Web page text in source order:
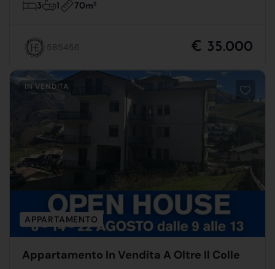
3 1 70m2
585456 € 35.000
IN VENDITA
APPARTAMENTO
Appartamento In Vendita A Oltre Il Colle